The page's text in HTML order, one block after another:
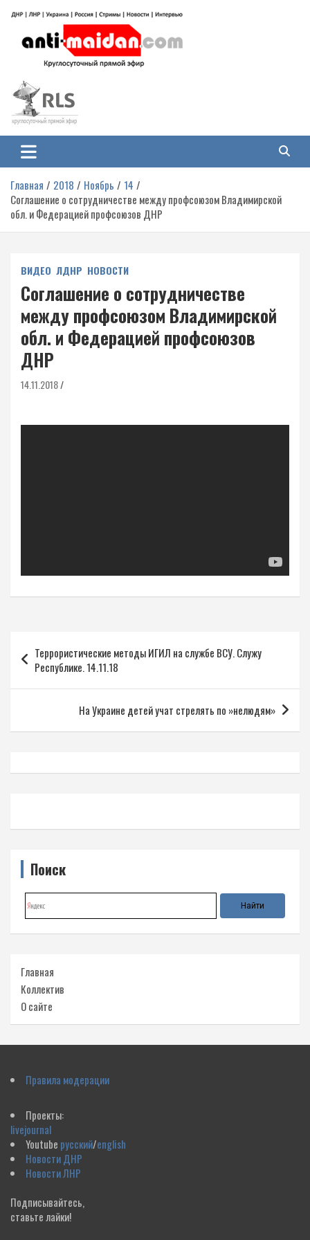
содержимому
Антимайдан: Гражданская война
на Украине
гражданской войне на Украине, включая события в Новороссии, ДНР,
ЛНР и других регионах.
Главная 2018 Ноябрь
14
Соглашение о сотрудничестве между профсоюзом Владимирской
обл. и Федерацией профсоюзов ДНР
ВИДЕО ЛДНР НОВОСТИ
Соглашение о сотрудничестве
между профсоюзом Владимирской
обл. и Федерацией профсоюзов
ДНР
14.11.2018
по
записям
Террористические методы ИГИЛ на службе ВСУ. Служу
Республике. 14.11.18
На Украине детей учат стрелять по »нелюдям»
Поиск
Главная
Коллектив
О сайте
Правила модерации
Проекты:
livejournal
Youtube русский/english
Новости ДНР
Новости ЛНР
Подписывайтесь,
ставьте лайки!